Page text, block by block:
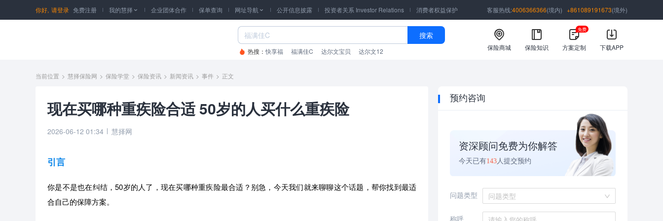
你好, 请登录 免费注册 我的慧择  企业团体合作 保单查询 网址导航  公开信息披露 投资者关系 Investor Relations 消费者权益保护 客服热线:4006366366(境内) +861089191673(境外)
搜索
热搜：快享福 福满佳C 达尔文宝贝 达尔文12 保险商城 保险知识 方案定制
免费
下载APP
当前位置 > 慧择保险网 > 保险学堂 > 保险资讯 > 新闻资讯 > 事件 > 正文
现在买哪种重疾险合适 50岁的人买什么重疾险
2026-06-12 01:34 慧择网
引言
你是不是也在纠结，50岁的人了，现在买哪种重疾险最合适？别急，今天我们就来聊聊这个话题，帮你找到最适
合自己的保障方案。
预约咨询
资深顾问免费为你解答
今天已有143人提交预约
问题类型 问题类型
称呼